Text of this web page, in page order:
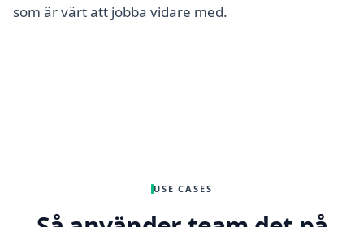
som är värt att jobba vidare med.
USE CASES